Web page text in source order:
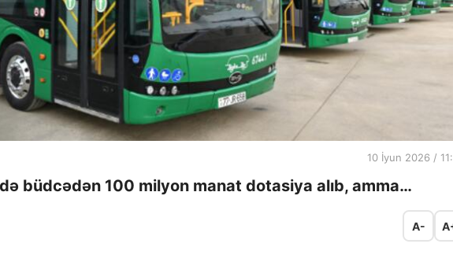
10 İyun 2026 /
büdcədən 100 milyon manat dotasiya alıb, amma…
A-